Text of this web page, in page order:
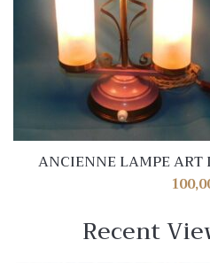
ANCIENNE LAMPE ART
VERRE . ROSE MAUVE .
Recent